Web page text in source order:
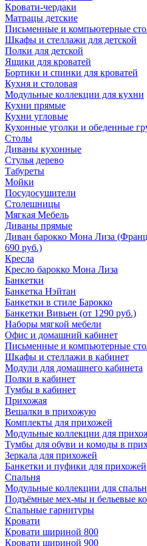
Кровати-чердаки
Матрацы детские
Письменные и компьютерные
Шкафы и стеллажи для детской
Полки для детской
Ящики для кроватей
Бортики и спинки для кроватей
Кухня и столовая
Модульные коллекции для кухни
Кухни прямые
Кухни угловые
Кухонные уголки и обеденные
Столы
Диваны кухонные
Стулья дерево
Табуреты
Мойки
Посудосушители
Столешницы
Мягкая Мебель
Диваны прямые
Диван барокко Мона Лиза
690 руб.)
Кресла
Кресло барокко Мона Лиза
Банкетки
Банкетка Нэйтан
Банкетки в стиле Барокко
Банкетки Вивьен (от 1290 руб.)
Наборы мягкой мебели
Офис и домашний кабинет
Письменные и компьютерные
Шкафы и стеллажи в кабинет
Модули для домашнего кабинета
Полки в кабинет
Тумбы в кабинет
Прихожая
Вешалки в прихожую
Комплекты для прихожей
Модульные коллекции для
Тумбы для обуви и комоды в
Зеркала для прихожей
Банкетки и пуфики для прихожей
Спальня
Модульные коллекции для
Подъёмные мех-мы и бельевые
Спальные гарнитуры
Кровати
Кровати шириной 800
Кровати шириной 900